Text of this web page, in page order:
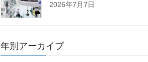
2026年7月7日
年別アーカイブ